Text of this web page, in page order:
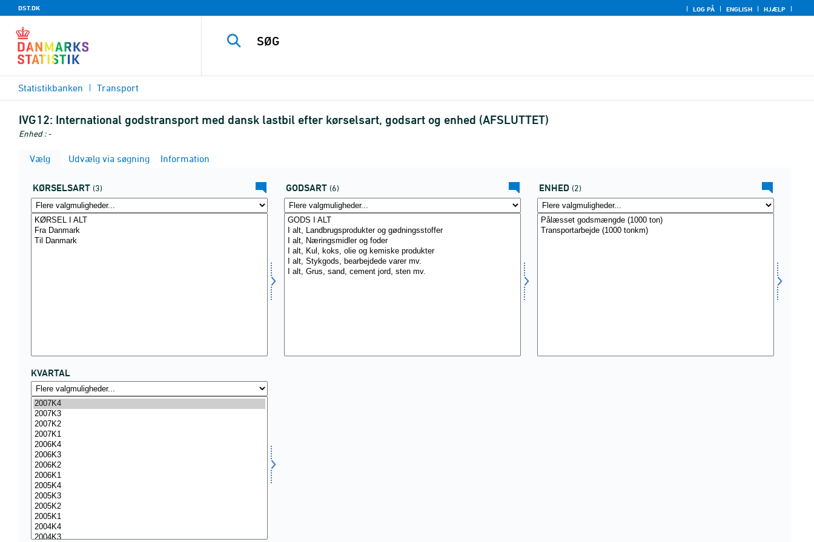
DST.DK LOG PÅ ENGLISH HJÆLP
Statistikbanken Transport
IVG12: International godstransport med dansk lastbil efter kørselsart, godsart og enhed (AFSLUTTET)
Enhed : -
Vælg Udvælg via søgning Information
KØRSELSART (3) GODSART (6) ENHED (2)
KVARTAL